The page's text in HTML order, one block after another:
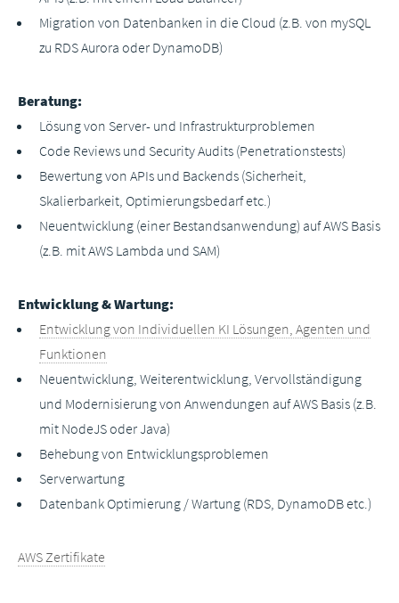
Migration von Datenbanken in die Cloud (z.B. von mySQL
zu RDS Aurora oder DynamoDB)
Beratung:
Lösung von Server- und Infrastrukturproblemen
Code Reviews und Security Audits (Penetrationstests)
Bewertung von APIs und Backends (Sicherheit,
Skalierbarkeit, Optimierungsbedarf etc.)
Neuentwicklung (einer Bestandsanwendung) auf AWS Basis
(z.B. mit AWS Lambda und SAM)
Entwicklung & Wartung:
Entwicklung von Individuellen KI Lösungen, Agenten und
Funktionen
Neuentwicklung, Weiterentwicklung, Vervollständigung
und Modernisierung von Anwendungen auf AWS Basis (z.B.
mit NodeJS oder Java)
Behebung von Entwicklungsproblemen
Serverwartung
Datenbank Optimierung / Wartung (RDS, DynamoDB etc.)
AWS Zertifikate